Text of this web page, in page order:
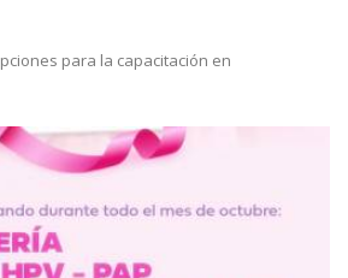
para la capacitación en